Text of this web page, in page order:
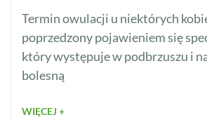
Termin owulacji u niektórych
poprzedzony pojawieniem się
który występuje w podbrzuszu i
bolesną
WIĘCEJ +